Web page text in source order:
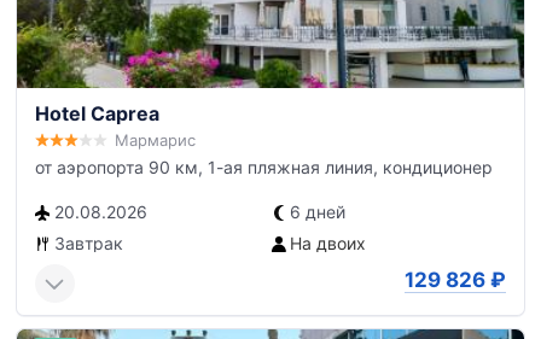
Hotel Caprea
Мармарис
от аэропорта 90 км, 1-ая пляжная линия, кондиционер
20.08.2026
6 дней
Завтрак
На двоих
129 826 ₽